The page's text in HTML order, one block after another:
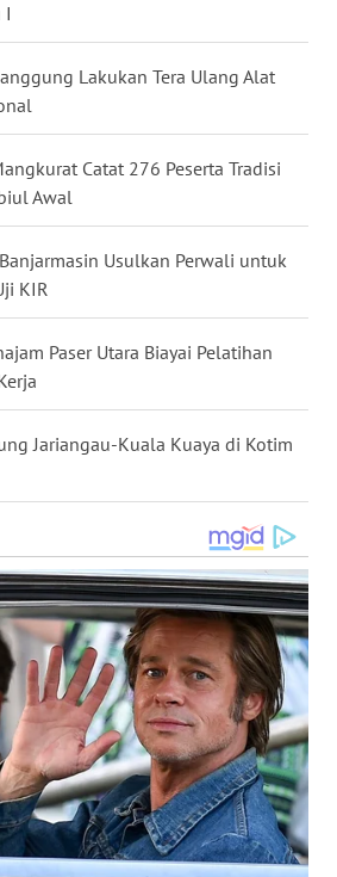
I
Lakukan Tera Ulang Alat
Catat 276 Peserta Tradisi
Awal
Usulkan Perwali untuk
KIR
Paser Utara Biayai Pelatihan
Jariangau-Kuala Kuaya di Kotim